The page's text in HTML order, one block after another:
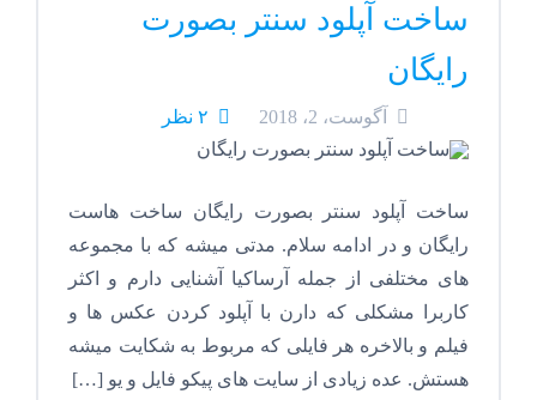
ساخت آپلود سنتر بصورت
رایگان
آگوست، 2، 2018 ۲ نظر
ساخت آپلود سنتر بصورت رایگان ساخت هاست
رایگان و در ادامه سلام. مدتی میشه که با مجموعه
های مختلفی از جمله آرساکیا آشنایی دارم و اکثر
کاربرا مشکلی که دارن با آپلود کردن عکس ها و
فیلم و بالاخره هر فایلی که مربوط به شکایت میشه
هستش. عده زیادی از سایت های پیکو فایل و یو […]